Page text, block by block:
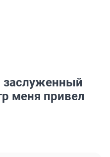
заслуженный
меня привел